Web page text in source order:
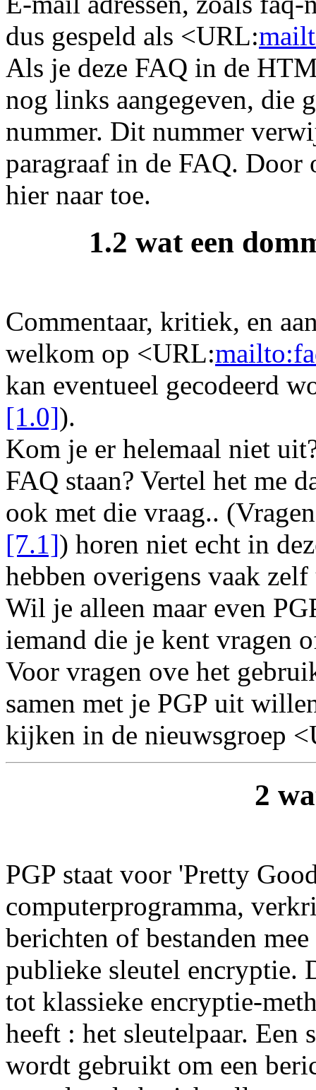
dus gespeld als <URL:
Als je deze FAQ in de
nog links aangegeven, die
nummer. Dit nummer
paragraaf in de FAQ. Door
hier naar toe.
1.2 wat een
Commentaar, kritiek, en
welkom op <URL:
kan eventueel gecodeerd
[1.0]).
Kom je er helemaal niet
FAQ staan? Vertel het me
ook met die vraag..
[7.1]) horen niet echt in
hebben overigens vaak
Wil je alleen maar even
iemand die je kent vragen
Voor vragen ove het
samen met je PGP uit
kijken in de nieuwsgroep
2
PGP staat voor 'Pretty
computerprogramma,
berichten of bestanden
publieke sleutel encryptie.
tot klassieke encryptie-
heeft : het sleutelpaar. Een
wordt gebruikt om een